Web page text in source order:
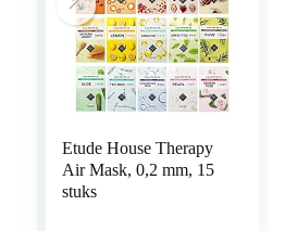
Etude House Therapy
Air Mask, 0,2 mm, 15
stuks